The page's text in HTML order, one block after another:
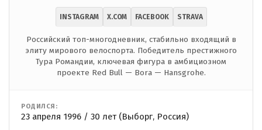
INSTAGRAM X.COM FACEBOOK STRAVA
Российский топ-многодневник, стабильно входящий в
элиту мирового велоспорта. Победитель престижного
Тура Романдии, ключевая фигура в амбициозном
проекте Red Bull — Bora — Hansgrohe.
РОДИЛСЯ:
23 апреля 1996 / 30 лет (Выборг, Россия)